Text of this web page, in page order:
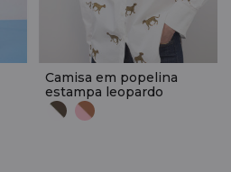
Camisa em popelina
estampa leopardo